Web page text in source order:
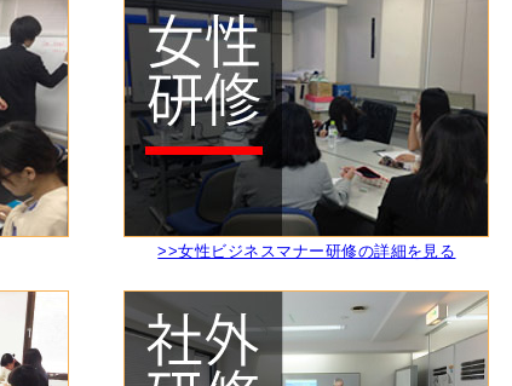
>>女性ビジネスマナー研修の詳細を見る